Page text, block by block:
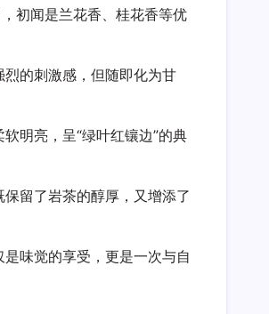
什
点
初闻是兰花香、桂花香等优
的刺激感，但随即化为甘
明亮，呈“绿叶红镶边”的典
留了岩茶的醇厚，又增添了
味觉的享受，更是一次与自